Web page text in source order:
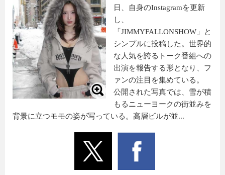
日、自身のInstagramを更新
し、
「JIMMYFALLONSHOW」と
シンプルに投稿した。世界的
な人気を誇るトーク番組への
出演を報告する形となり、フ
ァンの注目を集めている。
公開された写真では、雪が積
もるニューヨークの街並みを
背景に立つモモの姿が写っている。高層ビルが並...